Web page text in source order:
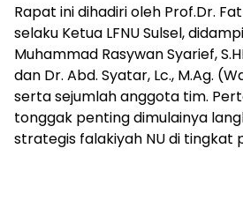
Rapat ini dihadiri oleh Prof.Dr.
selaku Ketua LFNU Sulsel,
Muhammad Rasywan Syarief,
dan Dr. Abd. Syatar, Lc., M.Ag.
serta sejumlah anggota tim.
tonggak penting dimulainya
strategis falakiyah NU di tingkat